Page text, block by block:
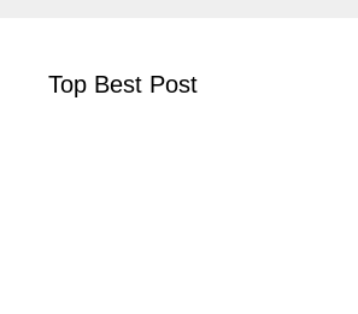
Top Best Post